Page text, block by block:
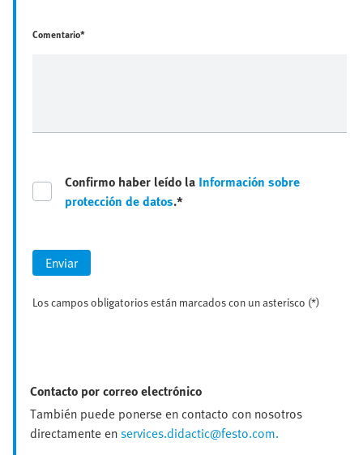
Comentario*
Confirmo haber leído la Información sobre
protección de datos.*
Enviar
Los campos obligatorios están marcados con un asterisco (*)
Contacto por correo electrónico
También puede ponerse en contacto con nosotros
directamente enservices.didactic@festo.com.